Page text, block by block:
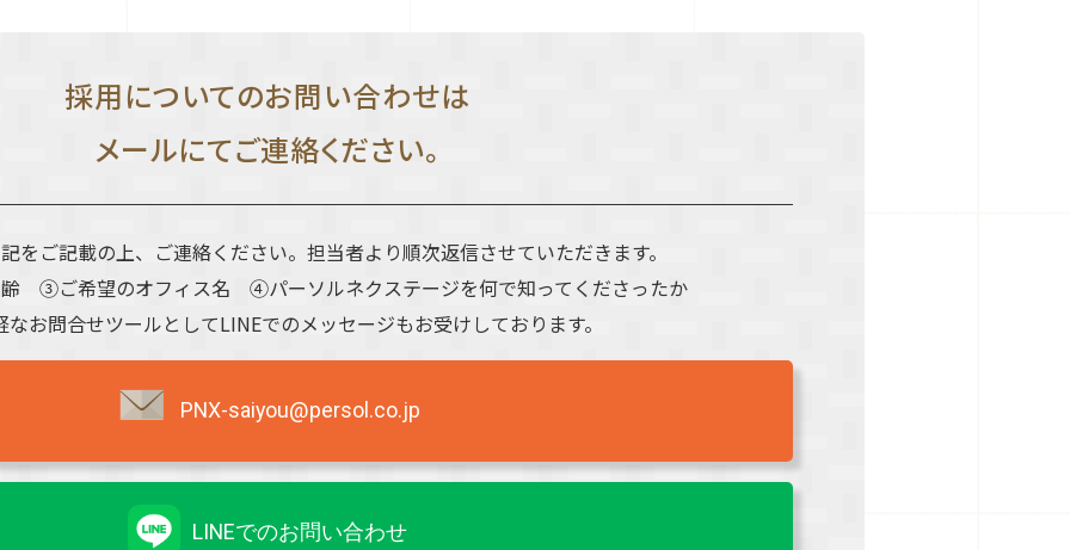
採用についてのお問い合わせは
メールにてご連絡ください。
をご記載の上、ご連絡ください。担当者より順次返信させていただきます。
ご希望のオフィス名 ④パーソルネクステージを何で知ってくださったか
なお問合せツールとしてLINEでのメッセージもお受けしております。
PNX-saiyou@persol.co.jp
LINEでのお問い合わせ